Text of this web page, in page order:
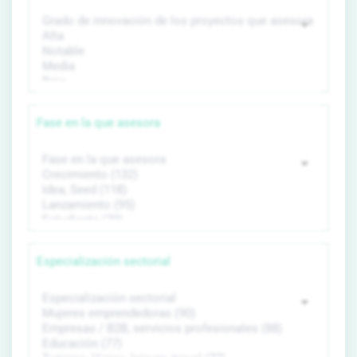
Fase en la que asesora
Especialización sectorial